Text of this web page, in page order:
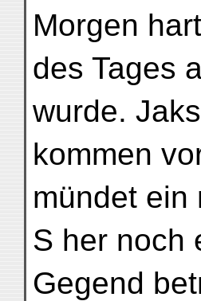
Morgen
des Tages
wurde.
kommen
mündet ein
S her noch
Gegend